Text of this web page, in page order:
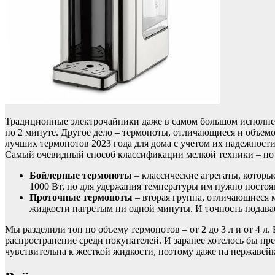
Традиционные электрочайники даже в самом большом
по 2 минуте. Другое дело – термопоты, отличающиеся и
лучших термопотов 2023 года для дома с учетом их
Самый очевидный способ классификации мелкой техники –
Бойлерные термопоты – классические агрегаты,
1000 Вт, но для удержания температуры им нужно
Проточные термопоты – вторая группа,
жидкости нагретым ни одной минуты. И точность
Мы разделили топ по объему термопотов – от 2 до 3 л и от 4
распространение среди покупателей. И заранее хотелось бы
чувствительна к жесткой жидкости, поэтому даже на